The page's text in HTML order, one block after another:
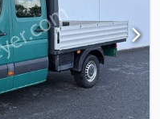
integrală, airbag
încălzit, recepție radio
10R80, sistem de
de parbriz cu senzor de
noroi spate, scaun față
a scaunelor față, sistem
filtru de interior: filtru de